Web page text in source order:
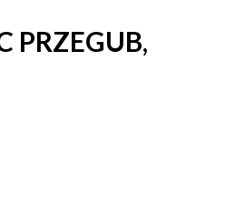
PRZEGUB,